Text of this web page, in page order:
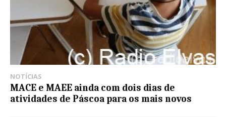
NOTÍCIAS
MACE e MAEE ainda com dois dias de
atividades de Páscoa para os mais novos